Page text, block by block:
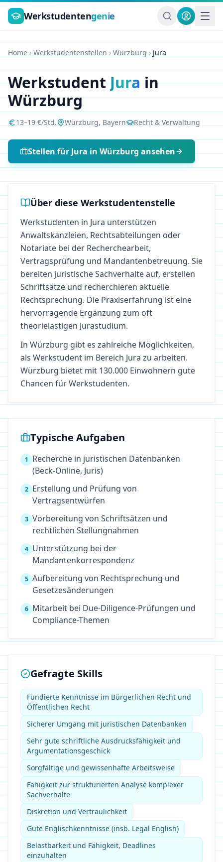
Zum Hauptinhalt springen
Werkstudentengenie
Home Werkstudentenstellen Würzburg Jura
WerkstudentJurain
Würzburg
13–19 €/Std. Würzburg, Bayern Recht & Verwaltung
Stellen für Jura in Würzburg ansehen
Über diese Werkstudentenstelle
Werkstudenten in Jura unterstützen
Anwaltskanzleien, Rechtsabteilungen oder
Notariate bei der Recherchearbeit,
Vertragsprüfung und Mandantenbetreuung. Sie
bereiten juristische Sachverhalte auf, erstellen
Schriftsätze und recherchieren aktuelle
Rechtsprechung. Die Praxiserfahrung ist eine
hervorragende Ergänzung zum oft
theorielastigen Jurastudium.
In Würzburg gibt es zahlreiche Möglichkeiten,
als Werkstudent im Bereich Jura zu arbeiten.
Würzburg bietet mit 130.000 Einwohnern gute
Chancen für Werkstudenten.
Typische Aufgaben
1
Recherche in juristischen Datenbanken
(Beck-Online, Juris)
2 Erstellung und Prüfung von
Vertragsentwürfen
3 Vorbereitung von Schriftsätzen und
rechtlichen Stellungnahmen
4 Unterstützung bei der
Mandantenkorrespondenz
5 Aufbereitung von Rechtsprechung und
Gesetzesänderungen
6 Mitarbeit bei Due-Diligence-Prüfungen und
Compliance-Themen
Gefragte Skills
Fundierte Kenntnisse im Bürgerlichen Recht und
Öffentlichen Recht
Sicherer Umgang mit juristischen Datenbanken
Sehr gute schriftliche Ausdrucksfähigkeit und
Argumentationsgeschick
Sorgfältige und gewissenhafte Arbeitsweise
Fähigkeit zur strukturierten Analyse komplexer
Sachverhalte
Diskretion und Vertraulichkeit
Gute Englischkenntnisse (insb. Legal English)
Belastbarkeit und Fähigkeit, Deadlines
einzuhalten